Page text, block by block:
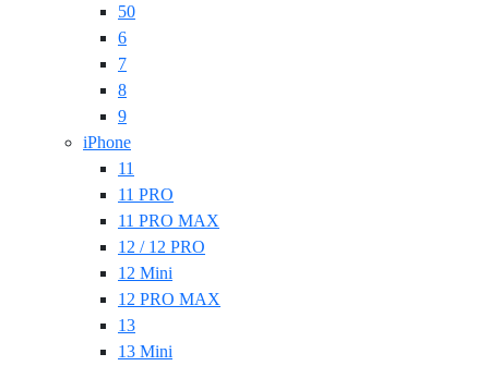
50
6
7
8
9
iPhone
11
11 PRO
11 PRO MAX
12 / 12 PRO
12 Mini
12 PRO MAX
13
13 Mini